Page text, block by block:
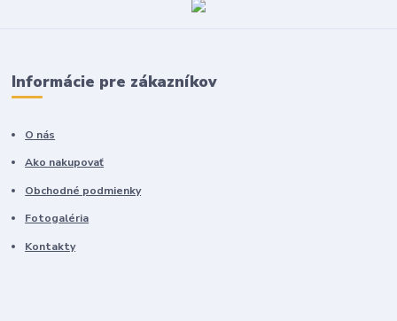
Informácie pre zákazníkov
O nás
Ako nakupovať
Obchodné podmienky
Fotogaléria
Kontakty